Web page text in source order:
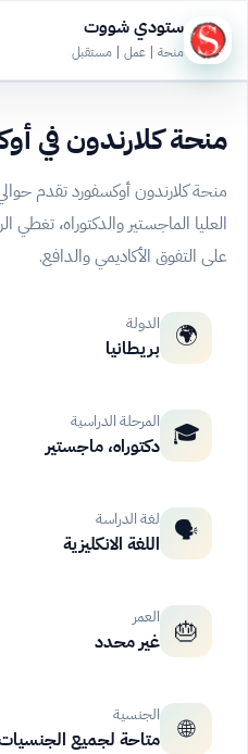
ستودي شووت
منحة | عمل | مستقبل
منحة كلارندون في
العليا الماجستير والدكتوراه،
على التفوق الأكاديمي والدافع.
🌍 الدولة
بريطانيا
🎓 المرحلة الدراسية
دكتوراه، ماجستير
🗣️ لغة الدراسة
اللغة الانكليزية
🎂 العمر
غير محدد
🌐 الجنسية
متاحة لجميع